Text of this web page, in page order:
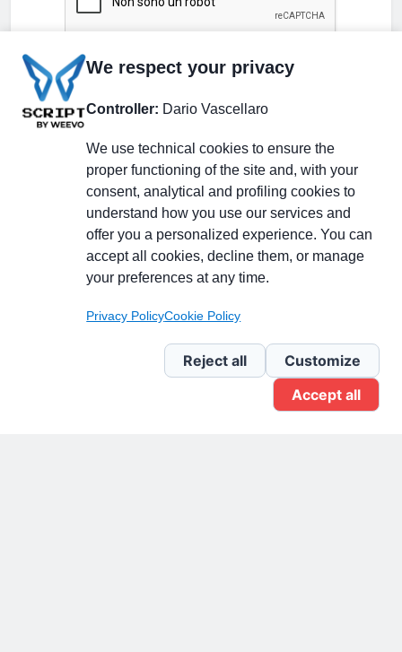
Partecipa alla discussione
Pagina Linkedin
Newsletter Linkedin
We respect your privacy
Controller: Dario Vascellaro
We use technical cookies to ensure the
proper functioning of the site and, with your
consent, analytical and profiling cookies to
understand how you use our services and
offer you a personalized experience. You can
accept all cookies, decline them, or manage
your preferences at any time.
Privacy PolicyCookie Policy
Reject all
Customize
Accept all